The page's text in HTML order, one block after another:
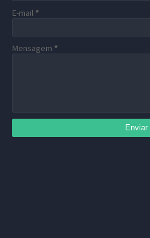
E-mail *
Mensagem *